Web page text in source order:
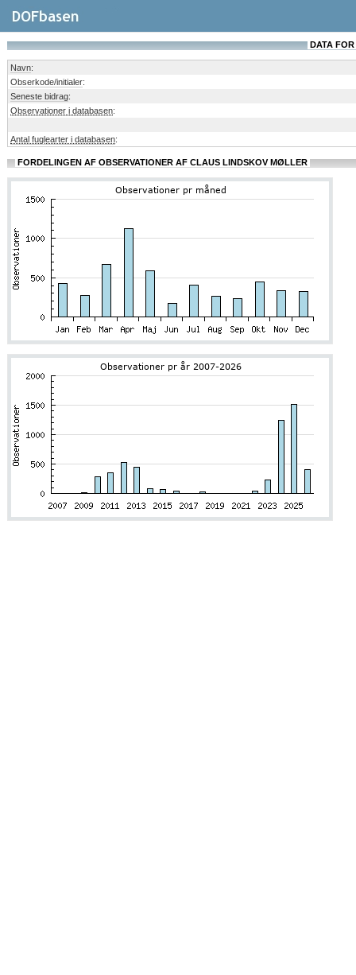
DATA
Navn:
Obserkode/initialer:
Seneste bidrag:
Observationer i databasen:
Antal fuglearter i databasen:
FORDELINGEN AF OBSERVATIONER AF CLAUS LINDSKOV MØLLER